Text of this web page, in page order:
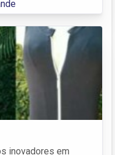
inovadores em